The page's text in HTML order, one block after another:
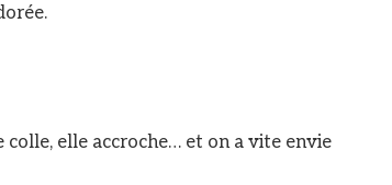
colle, elle accroche… et on a vite envie